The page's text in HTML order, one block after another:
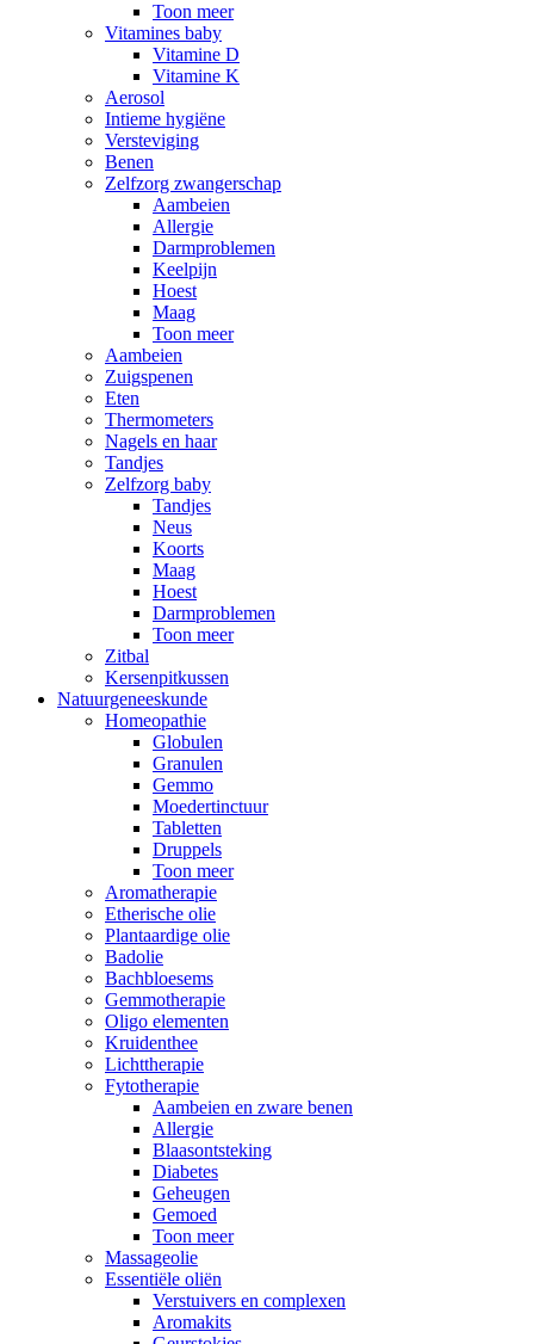
Toon meer
Vitamines baby
Vitamine D
Vitamine K
Aerosol
Intieme hygiëne
Versteviging
Benen
Zelfzorg zwangerschap
Aambeien
Allergie
Darmproblemen
Keelpijn
Hoest
Maag
Toon meer
Aambeien
Zuigspenen
Eten
Thermometers
Nagels en haar
Tandjes
Zelfzorg baby
Tandjes
Neus
Koorts
Maag
Hoest
Darmproblemen
Toon meer
Zitbal
Kersenpitkussen
Natuurgeneeskunde
Homeopathie
Globulen
Granulen
Gemmo
Moedertinctuur
Tabletten
Druppels
Toon meer
Aromatherapie
Etherische olie
Plantaardige olie
Badolie
Bachbloesems
Gemmotherapie
Oligo elementen
Kruidenthee
Lichttherapie
Fytotherapie
Aambeien en zware benen
Allergie
Blaasontsteking
Diabetes
Geheugen
Gemoed
Toon meer
Massageolie
Essentiële oliën
Verstuivers en complexen
Aromakits